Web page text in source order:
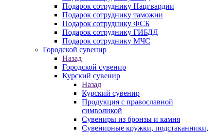
Подарок сотруднику Нацгвардии
Подарок сотруднику таможни
Подарок сотруднику ФСБ
Подарок сотруднику ГИБДД
Подарок сотруднику МЧС
Городской сувенир
Назад
Городской сувенир
Курский сувенир
Назад
Курский сувенир
Продукция с православной
символикой
Сувениры из бронзы и камня
Сувенирные кружки, подстаканники,